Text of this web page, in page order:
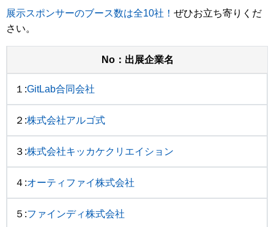
展示スポンサーのブース数は全10社！ ぜひお立ち寄りくだ
さい。
No：出展企業名
１:GitLab合同会社
２:株式会社アルゴ式
３:株式会社キッカケクリエイション
４:オーティファイ株式会社
５:ファインディ株式会社